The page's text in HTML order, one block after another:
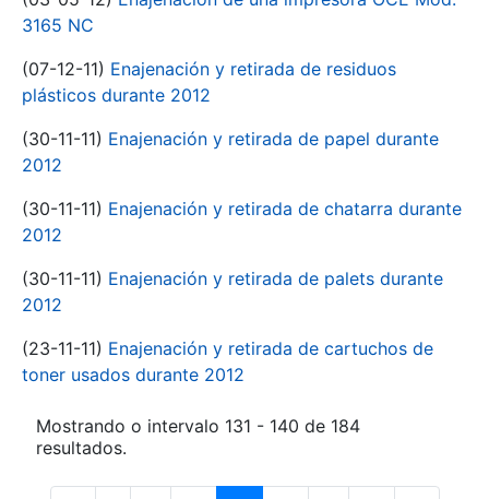
3165 NC
(07-12-11) Enajenación y retirada de residuos
plásticos durante 2012
(30-11-11) Enajenación y retirada de papel durante
2012
(30-11-11) Enajenación y retirada de chatarra durante
2012
(30-11-11) Enajenación y retirada de palets durante
2012
(23-11-11) Enajenación y retirada de cartuchos de
toner usados durante 2012
Mostrando o intervalo 131 - 140 de 184
resultados.